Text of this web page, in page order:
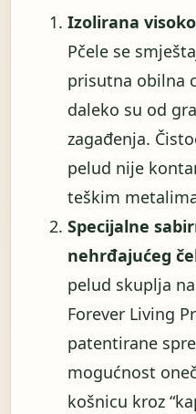
Izolirana
Pčele se
prisutna obilna
daleko su od
zagađenja.
pelud nije
teškim
Specijalne
nehrđajućeg
pelud skuplja
Forever Living
patentirane
mogućnost
košnicu kroz